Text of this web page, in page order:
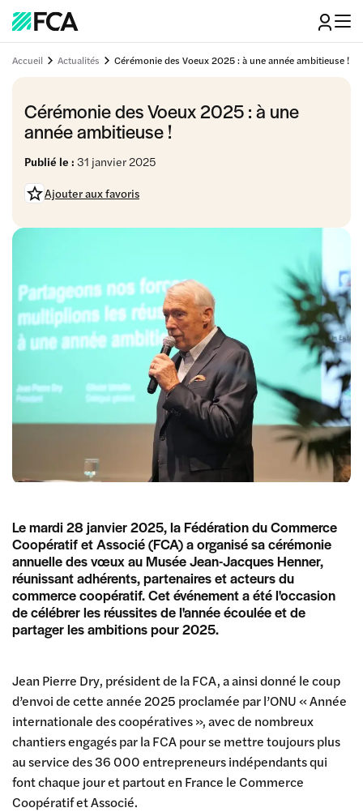
Accueil Actualités Cérémonie des Voeux 2025 : à une année ambitieuse !
Cérémonie des Voeux 2025 : à une
année ambitieuse !
Publié le : 31 janvier 2025
Ajouter aux favoris
Le mardi 28 janvier 2025, la Fédération du Commerce
Coopératif et Associé (FCA) a organisé sa cérémonie
annuelle des vœux au Musée Jean-Jacques Henner,
réunissant adhérents, partenaires et acteurs du
commerce coopératif. Cet événement a été l'occasion
de célébrer les réussites de l'année écoulée et de
partager les ambitions pour 2025.
Jean Pierre Dry, président de la FCA, a ainsi donné le coup
d’envoi de cette année 2025 proclamée par l’ONU « Année
internationale des coopératives », avec de nombreux
chantiers engagés par la FCA pour se mettre toujours plus
au service des 36 000 entrepreneurs indépendants qui
font chaque jour et partout en France le Commerce
Coopératif et Associé.